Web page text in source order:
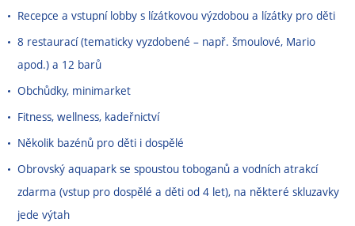
Recepce a vstupní lobby s lízátkovou výzdobou a lízátky pro děti
8 restaurací (tematicky vyzdobené – např. šmoulové, Mario
apod.) a 12 barů
Obchůdky, minimarket
Fitness, wellness, kadeřnictví
Několik bazénů pro děti i dospělé
Obrovský aquapark se spoustou toboganů a vodních atrakcí
zdarma (vstup pro dospělé a děti od 4 let), na některé skluzavky
jede výtah